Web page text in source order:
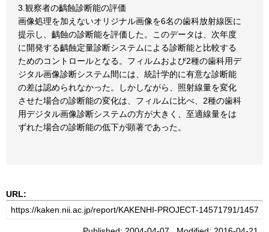
3.観察者の齲蝕診断能の評価
画像処理を加えないオリジナル画像を6名の歯科放射線医に
提示し、齲蝕の診断能を評価した。このデータは、次年度
に開発する齲蝕定量診断システムによる診断能と比較する
ためのコントロールとなる。フィルムおよび2種の歯科用デ
ジタル画像診断システム間には、統計学的に有意な診断能
の差は認められなかった。しかしながら、照射線量を変化
させた場合の診断能の変化は、フィルムに比べ、2種の歯科
用デジタル画像診断システムの方が大きく、至適線量をは
ずれた場合の診断能の低下が顕著であった。
URL: